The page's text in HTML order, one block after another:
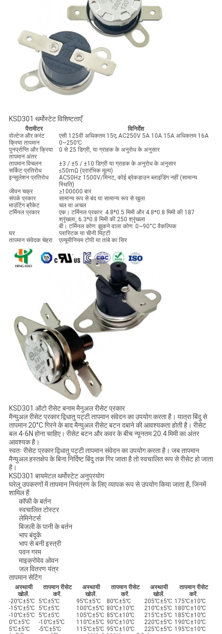
KSD301 थर्मोस्टेट विशिष्टताएँ
पैरामीटर
विनिर्देश
वोल्टेज और करंट
एसी 125वी अधिकतम 15ए; AC250V 5A 10A 15A अधिकतम 16A
क्रिया तापमान
0~250℃
पुनर्प्राप्ति और क्रिया
तापमान अंतर
0 से 25 डिग्री, या ग्राहक के अनुरोध के अनुसार
तापमान विचलन
±3 / ±5 / ±10 डिग्री या ग्राहक के अनुरोध के अनुसार
सर्किट प्रतिरोध
≤50mΩ (प्रारंभिक मूल्य)
इन्सुलेशन प्रतिरोध
AC50Hz 1500V/मिनट, कोई ब्रेकडाउन ब्लाइंडिंग नहीं (सामान्य
स्थिति)
जीवन चक्र
≥100000 बार
संपर्क प्रकार
सामान्य रूप से बंद या सामान्य रूप से खुला
माउंटिंग ब्रैकेट
चल या अचल
टर्मिनल प्रकार
एक। टर्मिनल प्रकार: 4.8*0.5 मिमी और 4.8*0.8 मिमी की 187
श्रृंखला, 6.3*0.8 मिमी की 250 श्रृंखला
बी। टर्मिनल कोण: झुकने वाला कोण: 0~90°C वैकल्पिक
घर
प्लास्टिक या चीनी मिट्टी
तापमान संवेदक चेहरा
एल्यूमीनियम टोपी या तांबे का सिर
KSD301 ऑटो रीसेट बनाम मैनुअल रीसेट प्रकार
मैन्युअल रीसेट प्रकार:द्विधातु पट्टी तापमान संवेदन का उपयोग करता है। यात्रा बिंदु से
तापमान 20°C गिरने के बाद मैन्युअल रीसेट बटन दबाने की आवश्यकता होती है। रीसेट
बल 4-6N होना चाहिए। रीसेट बटन और कवर के बीच न्यूनतम 20.4 मिमी का अंतर
आवश्यक है।
स्वतः रीसेट प्रकार:द्विधातु पट्टी तापमान संवेदन का उपयोग करता है। जब तापमान
मैन्युअल हस्तक्षेप के बिना निर्दिष्ट बिंदु तक गिर जाता है तो स्वचालित रूप से रीसेट हो जाता
है।
KSD301 बायमेटल थर्मोस्टेट अनुप्रयोग
घरेलू उपकरणों में तापमान नियंत्रण के लिए व्यापक रूप से उपयोग किया जाता है, जिनमें
शामिल हैं:
कॉफी के बर्तन
स्वचालित टोस्टर
लेमिनेटर्स
बिजली के पानी के बर्तन
भाप बंदूकें
भाप से बनी इस्त्री
पवन गरम
माइक्रोवेव ओवन
जल वितरण यंत्र
तापमान सेटिंग
अस्थायी
खोलें.
तापमान रीसेट
करें.
अस्थायी
खोलें.
तापमान रीसेट
करें.
अस्थायी
खोलें.
तापमान रीसेट
करें.
-20℃±5℃ 5℃±5℃ 95℃±5℃ 80℃±5℃ 205℃±5℃ 175℃±10℃
-15℃±5℃ 5℃±5℃ 100℃±5℃ 80℃±10℃ 210℃±5℃ 180℃±10℃
-10℃±5℃ 5℃±5℃ 105℃±5℃ 85℃±10℃ 215℃±5℃ 185℃±10℃
0℃±5℃
-10℃±5℃ 110℃±5℃ 90℃±10℃ 220℃±5℃ 190℃±10℃
5℃±5℃
-5℃±5℃ 115℃±5℃ 95℃±10℃ 225℃±5℃ 195℃±10℃